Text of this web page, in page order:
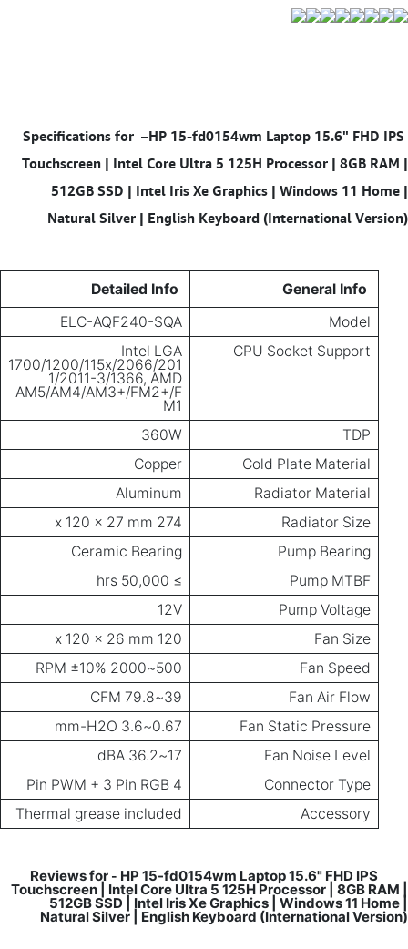
–HP 15-fd0154wm Laptop 15.6" FHD IPS
Touchscreen | Intel Core Ultra 5 125H Processor | 8GB RAM |
512GB SSD | Intel Iris Xe Graphics | Windows 11 Home |
Natural Silver | English Keyboard (International Version)
General Info
Detailed Info
Model
ELC-AQF240-SQA
CPU Socket Support
Intel LGA
1700/1200/115x/2066/201
1/2011-3/1366, AMD
AM5/AM4/AM3+/FM2+/F
M1
TDP
360W
Cold Plate Material
Copper
Radiator Material
Aluminum
Radiator Size
274 x 120 x 27 mm
Pump Bearing
Ceramic Bearing
Pump MTBF
≥ 50,000 hrs
Pump Voltage
12V
Fan Size
120 x 120 x 26 mm
Fan Speed
500~2000 RPM ±10%
Fan Air Flow
39~79.8 CFM
Fan Static Pressure
0.67~3.6 mm-H2O
Fan Noise Level
17~36.2 dBA
Connector Type
4 Pin PWM + 3 Pin RGB
Accessory
Thermal grease included
- HP 15-fd0154wm Laptop 15.6" FHD IPS
Touchscreen | Intel Core Ultra 5 125H Processor | 8GB RAM |
512GB SSD | Intel Iris Xe Graphics | Windows 11 Home |
Natural Silver | English Keyboard (International Version)